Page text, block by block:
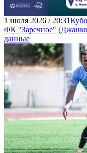
1 июля 2026 / 20:31
ФК "Заречное"
данные